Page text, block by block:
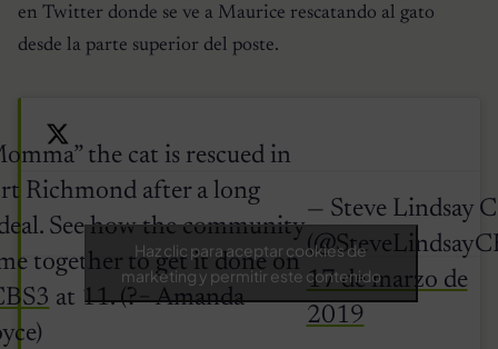
en Twitter donde se ve a Maurice rescatando al gato
desde la parte superior del poste.
the cat is rescued in
Richmond after a long
See how the community
together to get it done on
at 11. (?= Amanda
— Steve Lindsay
17 de marzo de
2019
Haz clic para aceptar cookies de
marketing y permitir este contenido